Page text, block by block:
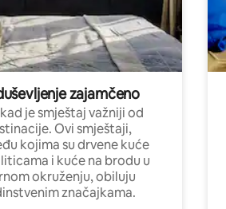
zajamčeno
je smještaj važniji od
Ovi smještaji,
kojima su drvene kuće
i kuće na brodu u
okruženju, obiluju
značajkama.